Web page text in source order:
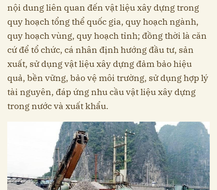
nội dung liên quan đến vật liệu xây dựng trong
quy hoạch tổng thể quốc gia, quy hoạch ngành,
quy hoạch vùng, quy hoạch tỉnh; đồng thời là căn
cứ để tổ chức, cá nhân định hướng đầu tư, sản
xuất, sử dụng vật liệu xây dựng đảm bảo hiệu
quả, bền vững, bảo vệ môi trường, sử dụng hợp lý
tài nguyên, đáp ứng nhu cầu vật liệu xây dựng
trong nước và xuất khẩu.